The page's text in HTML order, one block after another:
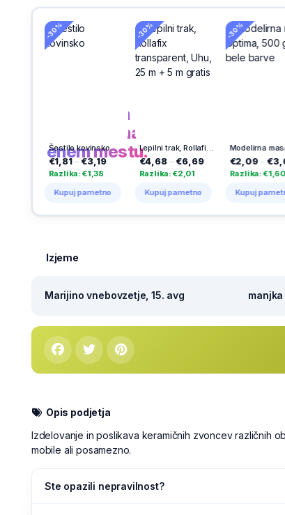
Sivix
Cene vseh
trgovcev na
enem mestu.
Šestilo kovinsko
€3,19
Razlika: €1,38
Kupuj pametno
-30%
Lepilni trak, Rollafix transparent, Uhu, 25 m + 5 m gratis
€4,68–€6,69
Razlika: €2,01
Kupuj pametno
-30%
Modelirna masa Optima, 500 g, bele barve
€2,09 €3,69
Razlika: €1,60
Kupuj pametno
Izjeme
Marijino vnebovzetje, 15. avg
Opis podjetja
Izdelovanje in poslikava keramičnih zvoncev različnih
mobile ali posamezno.
Ste opazili nepravilnost?